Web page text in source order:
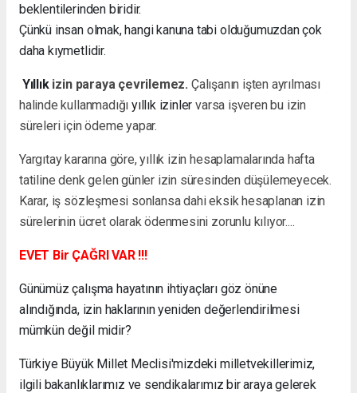
beklentilerinden biridir.
Çünkü insan olmak, hangi kanuna tabi olduğumuzdan çok
daha kıymetlidir.
Yıllıkizin paraya çevrilemez. Çalışanın işten ayrılması
halinde kullanmadığı yıllık izinler varsa işveren bu izin
süreleri için ödeme yapar.
Yargıtay kararına göre, yıllık izin hesaplamalarında hafta
tatiline denk gelen günler izin süresinden düşülemeyecek.
Karar, iş sözleşmesi sonlansa dahi eksik hesaplanan izin
sürelerinin ücret olarak ödenmesini zorunlu kılıyor....
EVET Bir ÇAĞRI VAR !!!
Günümüz çalışma hayatının ihtiyaçları göz önüne
alındığında, izin haklarının yeniden değerlendirilmesi
mümkün değil midir?
Türkiye Büyük Millet Meclisi'mizdeki milletvekillerimiz,
ilgili bakanlıklarımız ve sendikalarımız bir araya gelerek